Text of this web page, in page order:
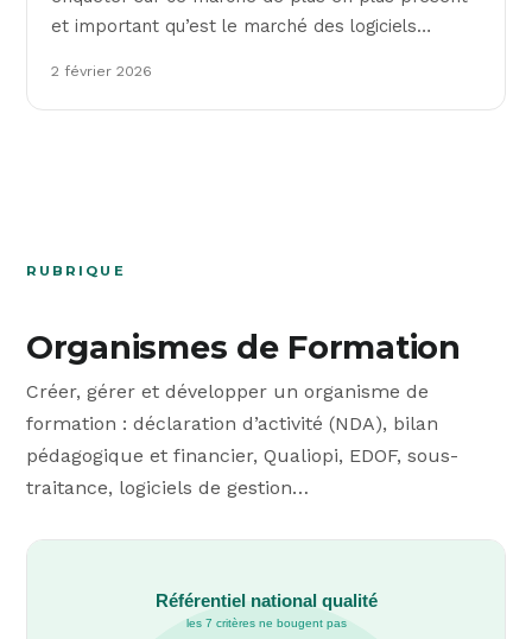
et important qu’est le marché des logiciels…
2 février 2026
RUBRIQUE
Organismes de Formation
Créer, gérer et développer un organisme de
formation : déclaration d’activité (NDA), bilan
pédagogique et financier, Qualiopi, EDOF, sous-
traitance, logiciels de gestion…